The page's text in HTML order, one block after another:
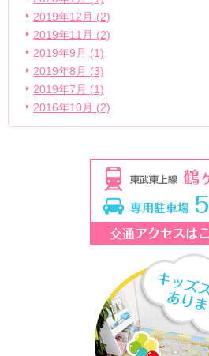
2019年12月 (2)
2019年11月 (2)
2019年9月 (1)
2019年8月 (3)
2019年7月 (1)
2016年10月 (2)